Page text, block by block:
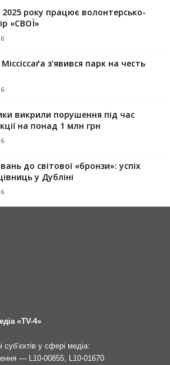
2025 року працює волонтерсько-
«СВОЇ»
з’явився парк на честь
викрили порушення під час
на понад 1 млн грн
до світової «бронзи»: успіх
у Дубліні
«TV-4»
суб’єктів у сфері медіа:
— L10-00855, L10-01670